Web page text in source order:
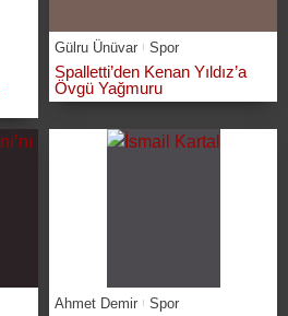
Gülru Ünüvar Spor
Spalletti’den Kenan Yıldız’a
Övgü Yağmuru
Ahmet Demir Spor